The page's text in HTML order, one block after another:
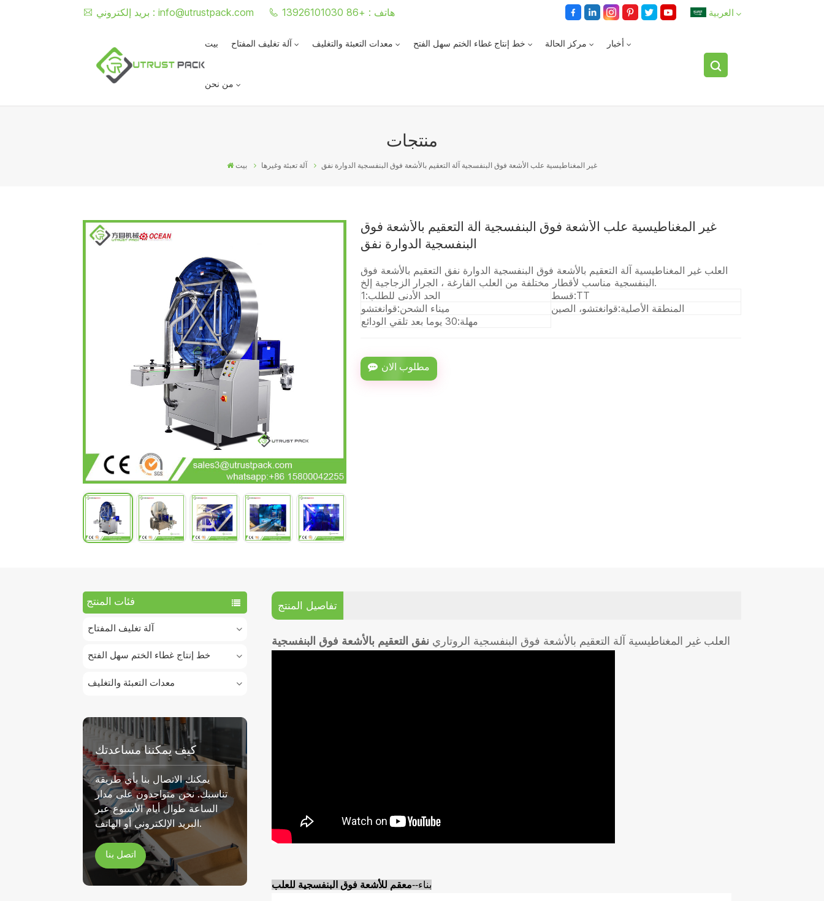
بريد إلكتروني : info@utrustpack.com هاتف : +86 13926101030 العربية
بيت آلة تغليف المفتاح معدات التعبئة والتغليف خط إنتاج غطاء الختم سهل الفتح مركز الحالة أخبار
من نحن
منتجات
بيت آلة تعبئة وغيرها غير المغناطيسية علب الأشعة فوق البنفسجية آلة التعقيم بالأشعة فوق البنفسجية الدوارة نفق
غير المغناطيسية علب الأشعة فوق البنفسجية آلة التعقيم بالأشعة فوق
البنفسجية الدوارة نفق
العلب غير المغناطيسية آلة التعقيم بالأشعة فوق البنفسجية الدوارة نفق التعقيم بالأشعة فوق
البنفسجية مناسب لأقطار مختلفة من العلب الفارغة ، الجرار الزجاجية إلخ.
الحد الأدنى للطلب:1 قسط:TT
ميناء الشحن:قوانغتشو المنطقة الأصلية:قوانغتشو، الصين
مهلة:30 يوما بعد تلقي الودائع
مطلوب الان
فئات المنتج
آلة تغليف المفتاح
خط إنتاج غطاء الختم سهل الفتح
معدات التعبئة والتغليف
كيف يمكننا مساعدتك
يمكنك الاتصال بنا بأي طريقة
تناسبك. نحن متواجدون على مدار
الساعة طوال أيام الأسبوع عبر
البريد الإلكتروني أو الهاتف.
اتصل بنا
تفاصيل المنتج
العلب غير المغناطيسية آلة التعقيم بالأشعة فوق البنفسجية الروتارينفق التعقيم بالأشعة فوق البنفسجية
بناء--معقم للأشعة فوق البنفسجية للعلب